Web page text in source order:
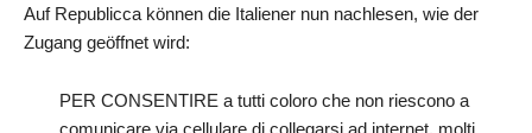
Auf Republicca können die Italiener nun nachlesen, wie der
Zugang geöffnet wird:
PER CONSENTIRE a tutti coloro che non riescono a
comunicare via cellulare di collegarsi ad internet, molti